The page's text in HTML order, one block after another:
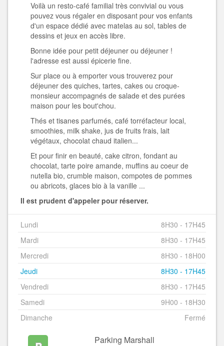
Voilà un resto-café familial très convivial ou vous
pouvez vous régaler en disposant pour vos enfants
d'un espace dédié avec matelas au sol, tables de
dessins et jeux en accès libre.
Bonne idée pour petit déjeuner ou déjeuner !
l'adresse est aussi épicerie fine.
Sur place ou à emporter vous trouverez pour
déjeuner des quiches, tartes, cakes ou croque-
monsieur accompagnés de salade et des purées
maison pour les bout'chou.
Thés et tisanes parfumés, café torréfacteur local,
smoothies, milk shake, jus de fruits frais, lait
végétaux, chocolat chaud italien...
Et pour finir en beauté, cake citron, fondant au
chocolat, tarte poire amande, muffins au coeur de
nutella bio, crumble maison, compotes de pommes
ou abricots, glaces bio à la vanille ...
Il est prudent d'appeler pour réserver.
Lundi
8H30 - 17H45
Mardi
8H30 - 17H45
Mercredi
8H30 - 18H00
Jeudi
8H30 - 17H45
Vendredi
8H30 - 17H45
Samedi
9H00 - 18H30
Dimanche
Fermé
Parking Marshall